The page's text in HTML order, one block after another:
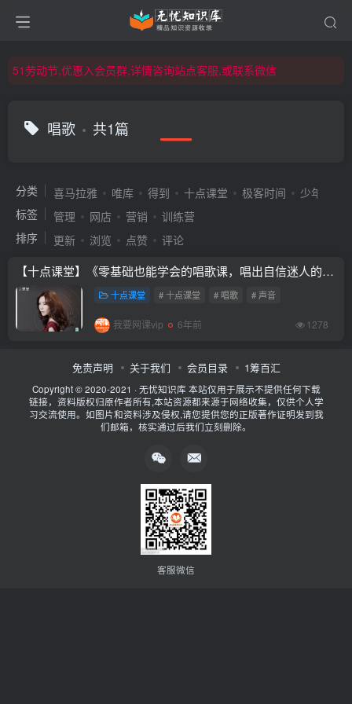
51劳动节,优惠入会员群,详情咨询站点客服,或联系微信
51劳动节,优惠入会员群,详情咨询站点客服,或联系微信
唱歌 共1篇
分类 喜马拉雅 唯库 得到 十点课堂 极客时间
少年得到
标签
管理 网店 营销
训练营
排序
更新 浏览 点赞 评论
【十点课堂】《零基础也能学会的唱歌课，唱出自信迷人的自己》
十点课堂 # 十点课堂 # 唱歌 # 声音
我要网课vip 6年前 1278
免责声明 关于我们 会员目录 1筹百汇
Copyright © 2020-2021 · 无忧知识库 本站仅用于展示不提供任何下载
链接，资料版权归原作者所有,本站资源都来源于网络收集，仅供个人学
习交流使用。如图片和资料涉及侵权,请您提供您的正版著作证明发到我
们邮箱，核实通过后我们立刻删除。
客服微信